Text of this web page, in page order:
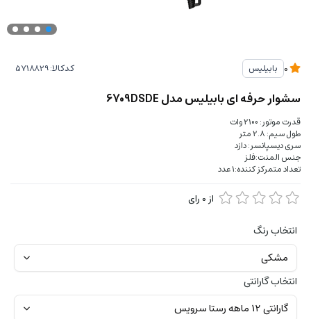
بابیلیس کدکالا:
سشوار حرفه ای بابیلیس مدل 6709DSDE
قدرت موتور: 2100 وات
طول سیم: 2.8 متر
سری دیسپانسر: دازد
جنس المنت:فلز
تعداد متمرکز کننده:۱ عدد
از 0 رای
انتخاب رنگ
انتخاب گارانتی